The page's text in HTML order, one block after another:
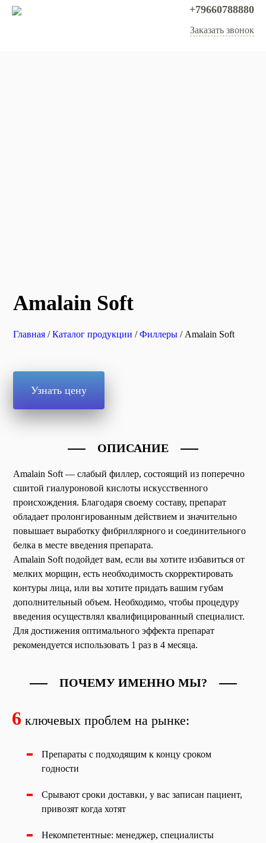
+79660788880
Заказать звонок
Amalain Soft
Главная /Каталог продукции /Филлеры / Amalain Soft
Узнать цену
ОПИСАНИЕ
Amalain Soft — слабый филлер, состоящий из поперечно
сшитой гиалуроновой кислоты искусственного
происхождения. Благодаря своему составу, препарат
обладает пролонгированным действием и значительно
повышает выработку фибриллярного и соединительного
белка в месте введения препарата.
Amalain Soft подойдет вам, если вы хотите избавиться от
мелких морщин, есть необходимость скорректировать
контуры лица, или вы хотите придать вашим губам
дополнительный объем. Необходимо, чтобы процедуру
введения осуществлял квалифицированный специалист.
Для достижения оптимального эффекта препарат
рекомендуется использовать 1 раз в 4 месяца.
ПОЧЕМУ ИМЕННО МЫ?
6 ключевых проблем на рынке:
Препараты с подходящим к концу сроком
годности
Срывают сроки доставки, у вас записан пациент,
привозят когда хотят
Некомпетентные: менеджер, специалисты